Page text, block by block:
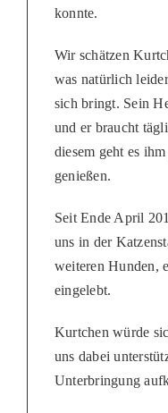
konnte.
Wir schätzen
was natürlich
sich bringt. Sein
und er braucht
diesem geht es
genießen.
Seit Ende April
uns in der
weiteren Hunden,
eingelebt.
Kurtchen würde
uns dabei
Unterbringung